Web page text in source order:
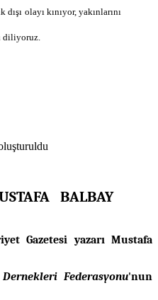
dışı olayı kınıyor, yakınlarını
diliyoruz.
BALBAY
Gazetesi yazarı Mustafa
Federasyonu'nun